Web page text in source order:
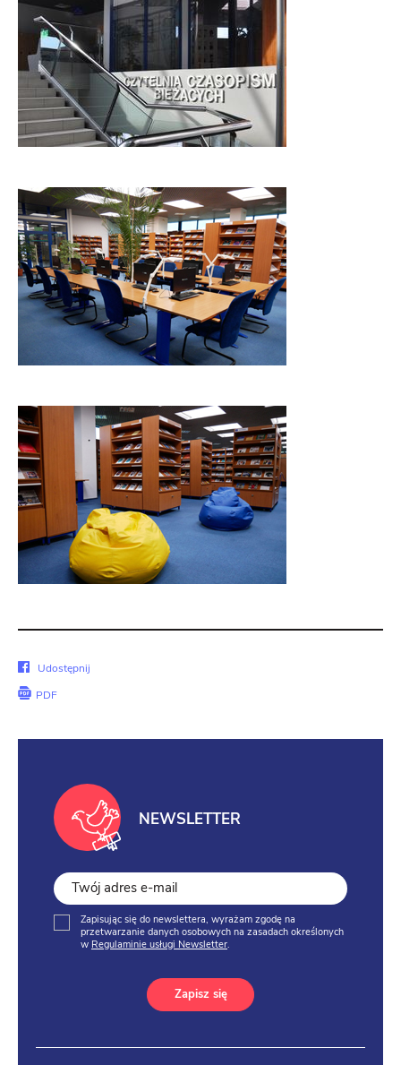
Udostępnij
Facebook
Udostępnij
PDF
NEWSLETTER
Zapisując się do newslettera, wyrażam zgodę na
przetwarzanie danych osobowych na zasadach określonych
w Regulaminie usługi Newsletter.
Zapisz się